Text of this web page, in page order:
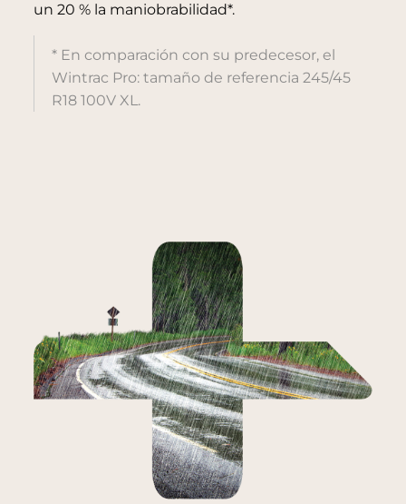
un 20 % la maniobrabilidad*.
* En comparación con su predecesor, el
Wintrac Pro: tamaño de referencia 245/45
R18 100V XL.